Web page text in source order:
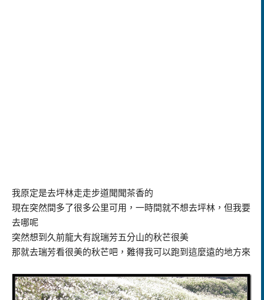
我原定是去坪林走走步道聞聞茶香的
現在突然間多了很多公里可用，一時間就不想去坪林，但我要
去哪呢
突然想到久前龍大有說瑞芳五分山的秋芒很美
那就去瑞芳看很美的秋芒吧，難得我可以跑到這麼遠的地方來